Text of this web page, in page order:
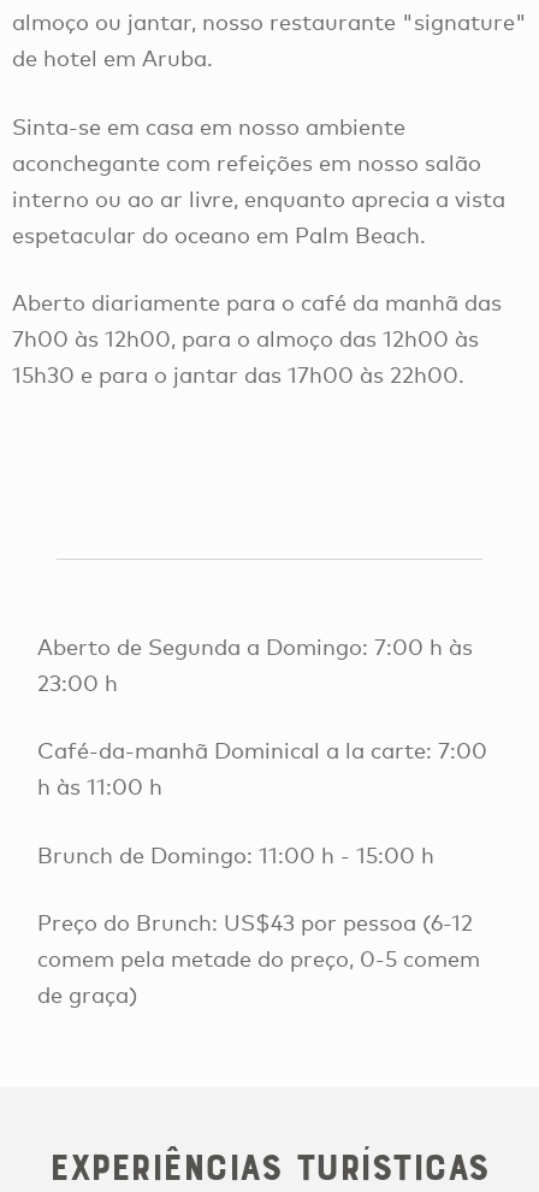
almoço ou jantar, nosso restaurante "signature"
de hotel em Aruba.
Sinta-se em casa em nosso ambiente
aconchegante com refeições em nosso salão
interno ou ao ar livre, enquanto aprecia a vista
espetacular do oceano em Palm Beach.
Aberto diariamente para o café da manhã das
7h00 às 12h00, para o almoço das 12h00 às
15h30 e para o jantar das 17h00 às 22h00.
Aberto de Segunda a Domingo: 7:00 h às
23:00 h
Café-da-manhã Dominical a la carte: 7:00
h às 11:00 h
Brunch de Domingo: 11:00 h - 15:00 h
Preço do Brunch: US$43 por pessoa (6-12
comem pela metade do preço, 0-5 comem
de graça)
Experiências Turísticas